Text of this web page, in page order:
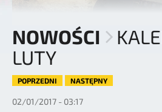
NOWOŚCI
LUTY
POPRZEDNI NASTĘPNY
02/01/2017 - 03:17